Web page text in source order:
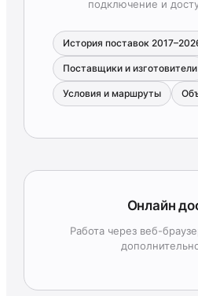
подключение и
История поставок
Поставщики и изготовители
Условия и маршруты
Онлайн
Работа через веб-